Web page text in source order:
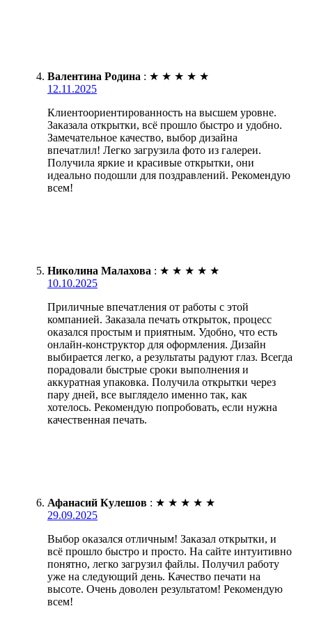
Валентина Родина : ★ ★ ★ ★ ★
12.11.2025
Клиентоориентированность на высшем уровне.
Заказала открытки, всё прошло быстро и удобно.
Замечательное качество, выбор дизайна
впечатлил! Легко загрузила фото из галереи.
Получила яркие и красивые открытки, они
идеально подошли для поздравлений. Рекомендую
всем!
Николина Малахова : ★ ★ ★ ★ ★
10.10.2025
Приличные впечатления от работы с этой
компанией. Заказала печать открыток, процесс
оказался простым и приятным. Удобно, что есть
онлайн-конструктор для оформления. Дизайн
выбирается легко, а результаты радуют глаз. Всегда
порадовали быстрые сроки выполнения и
аккуратная упаковка. Получила открытки через
пару дней, все выглядело именно так, как
хотелось. Рекомендую попробовать, если нужна
качественная печать.
Афанасий Кулешов : ★ ★ ★ ★ ★
29.09.2025
Выбор оказался отличным! Заказал открытки, и
всё прошло быстро и просто. На сайте интуитивно
понятно, легко загрузил файлы. Получил работу
уже на следующий день. Качество печати на
высоте. Очень доволен результатом! Рекомендую
всем!